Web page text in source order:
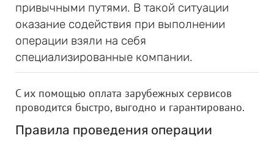
привычными путями. В такой ситуации
оказание содействия при выполнении
операции взяли на себя
специализированные компании.
С их помощью оплата зарубежных сервисов
проводится быстро, выгодно и гарантировано.
Правила проведения операции